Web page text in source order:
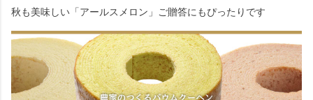
秋も美味しい「アールスメロン」ご贈答にもぴったりです